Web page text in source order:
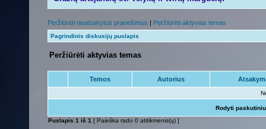
Peržiūrėti neatsakytus pranešimus | Peržiūrėti aktyvias temas
Pagrindinis diskusijų puslapis
Peržiūrėti aktyvias temas
Temos Autorius
Rodyti
Puslapis 1 iš 1 [ Paieška rado 0 atitikmenis(ų) ]